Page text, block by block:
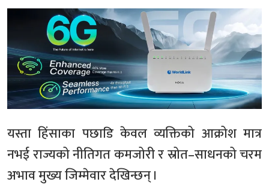
यस्ता हिंसाका पछाडि केवल व्यक्तिको आक्रोश मात्र
नभई राज्यको नीतिगत कमजोरी र स्रोत–साधनको चरम
अभाव मुख्य जिम्मेवार देखिन्छन् ।